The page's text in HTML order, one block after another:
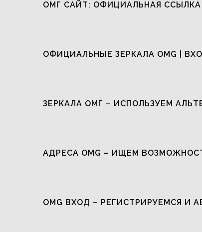
ОМГ САЙТ: ОФИЦИАЛЬНАЯ ССЫЛКА
ОФИЦИАЛЬНЫЕ ЗЕРКАЛА OMG |
ЗЕРКАЛА ОМГ – ИСПОЛЬЗУЕМ
АДРЕСА OMG – ИЩЕМ
OMG ВХОД – РЕГИСТРИРУЕМСЯ И